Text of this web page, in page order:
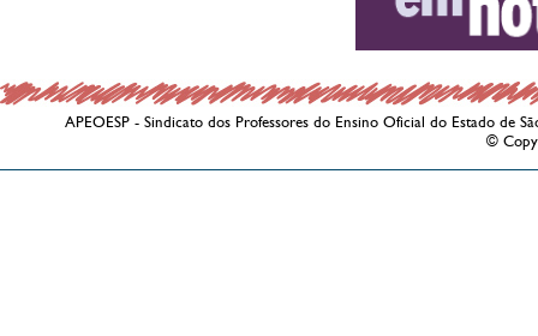
APEOESP - Sindicato dos Professores do Ensino Oficial do Estado de
©